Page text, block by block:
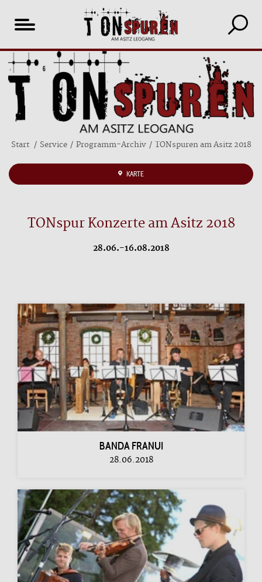
Inhaltsverzeichnis
Start Service Programm-Archiv TONspuren am Asitz 2018
KARTE
TONspur Konzerte am Asitz 2018
28.06.-16.08.2018
BANDA FRANUI
28.06.2018